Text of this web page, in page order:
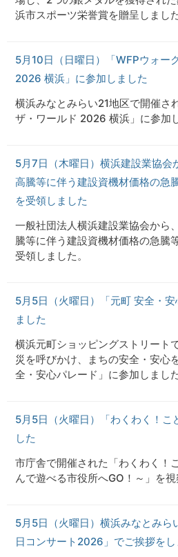
浜市スポーツ栄誉賞を贈呈しました
5月10日（日曜日）「WFPウォー
2026 横浜」に参加しました
横浜みなとみらい21地区で開催さ
ザ・ワールド 2026 横浜」に参加
5月7日（木曜日）横浜建設業協会
高騰等に伴う建設資機材価格の急
を受領しました
一般社団法人横浜建設業協会から
騰等に伴う建設資機材価格の急騰
受領しました。
5月5日（火曜日）「元町 安全・
ました
横浜元町ショッピングストリート
災を呼びかけ、まちの安全・安心
全・安心パレード」に参加しました
5月5日（火曜日）「わくわく！こ
した
市庁舎で開催された「わくわく！
んで遊べる市役所へGO！～」を視
5月5日（火曜日）横浜みなとみら
日コンサート2026」でご挨拶をし